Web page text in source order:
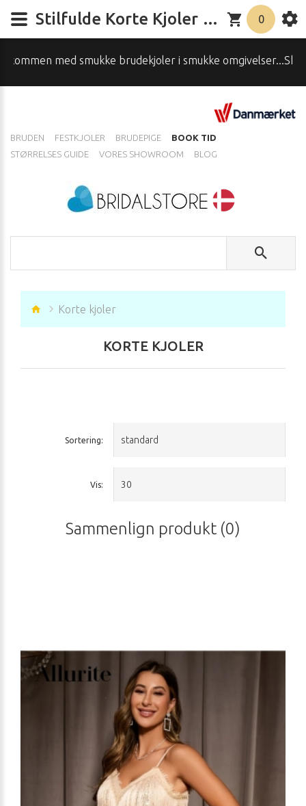
i smukke omgivelser...Skal du have hjælp, spørg
BRUDEN FESTKJOLER BRUDEPIGE
BOOK TID
STØRRELSES GUIDE
VORES SHOWROOM BLOG
0
Korte kjoler
KORTE KJOLER
Sortering:
Vis:
Sammenlign produkt (0)
Stilfulde Korte Kjoler til Alle Anledninger – Elegante og Trendy Designs